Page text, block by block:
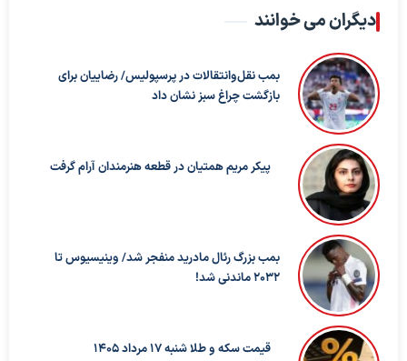
دیگران می خوانند
بمب نقل‌وانتقالات در پرسپولیس/ رضاییان برای
بازگشت چراغ سبز نشان داد
پیکر مریم همتیان در قطعه هنرمندان آرام گرفت
بمب بزرگ رئال مادرید منفجر شد/ وینیسیوس تا
۲۰۳۲ ماندنی شد!
قیمت سکه و طلا شنبه 17 مرداد 1405